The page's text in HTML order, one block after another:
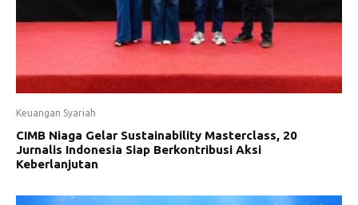
Keuangan Syariah
CIMB Niaga Gelar Sustainability Masterclass, 20
Jurnalis Indonesia Siap Berkontribusi Aksi
Keberlanjutan